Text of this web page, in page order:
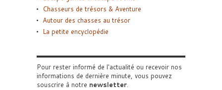
Chasseurs de trésors & Aventure
Autour des chasses au trésor
La petite encyclopédie
Pour rester informé de l'actualité ou recevoir nos
informations de dernière minute, vous pouvez
souscrire à notre newsletter.